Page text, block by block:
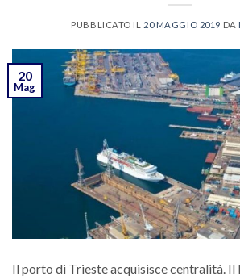
PUBBLICATO IL 20 MAGGIO 2019 DA
20
Mag
Il porto di Trieste acquisisce centralità. Il